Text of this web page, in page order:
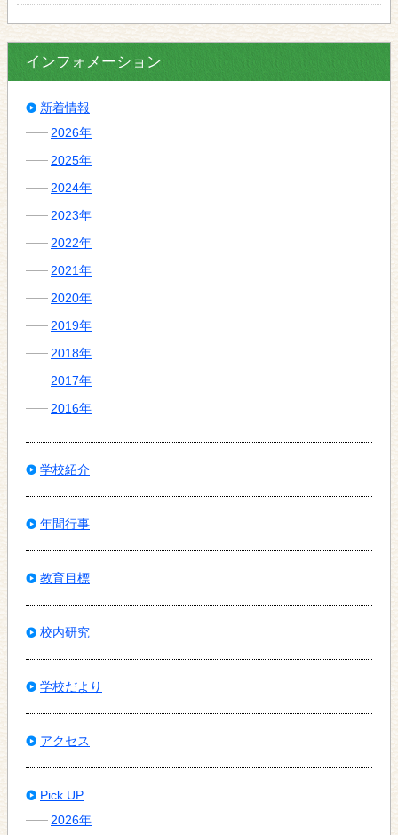
インフォメーション
新着情報
2026年
2025年
2024年
2023年
2022年
2021年
2020年
2019年
2018年
2017年
2016年
学校紹介
年間行事
教育目標
校内研究
学校だより
アクセス
Pick UP
2026年